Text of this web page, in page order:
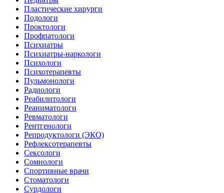
Пластические хирурги
Подологи
Проктологи
Профпатологи
Психиатры
Психиатры-наркологи
Психологи
Психотерапевты
Пульмонологи
Радиологи
Реабилитологи
Реаниматологи
Ревматологи
Рентгенологи
Репродуктологи (ЭКО)
Рефлексотерапевты
Сексологи
Сомнологи
Спортивные врачи
Стоматологи
Сурдологи